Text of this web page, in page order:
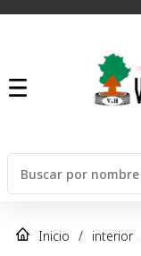
Inicio / interior